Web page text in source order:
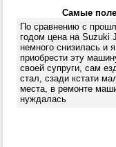
Самые
По сравнению с
годом цена на Suzuki
немного снизилась и
приобрести эту
своей супруги, сам
стал, сзади кстати
места, в ремонте
нуждалась